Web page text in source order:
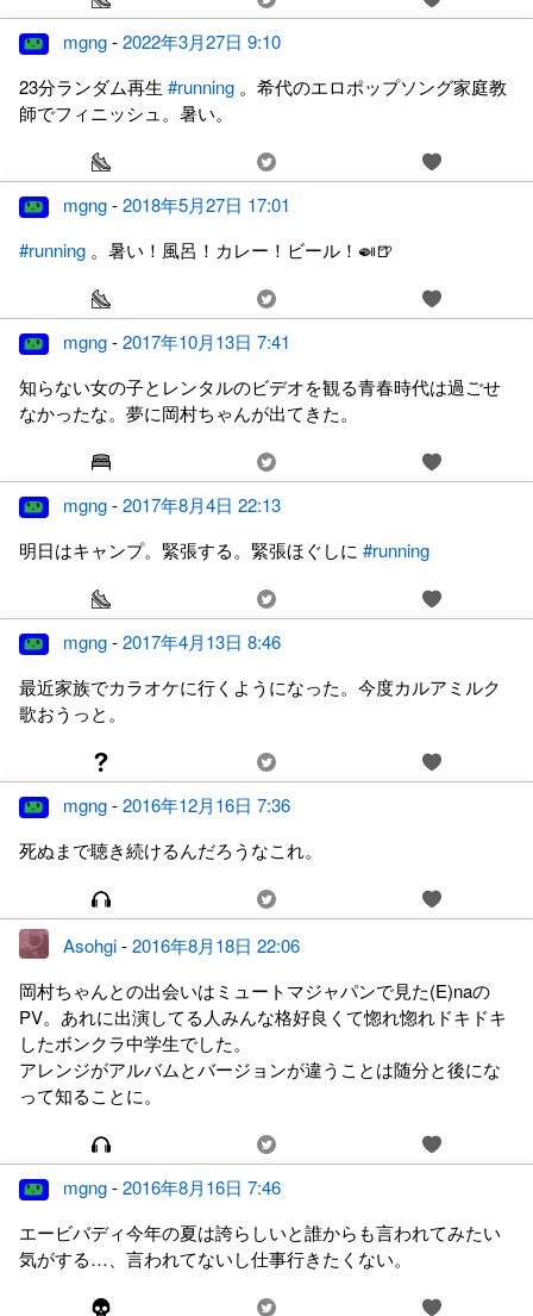
mgng-2022年3月27日 9:10
23分ランダム再生 #running 。希代のエロポップソング家庭教
師でフィニッシュ。暑い。
mgng-2018年5月27日 17:01
#running 。暑い！風呂！カレー！ビール！🍛🍺
mgng-2017年10月13日 7:41
知らない女の子とレンタルのビデオを観る青春時代は過ごせ
なかったな。夢に岡村ちゃんが出てきた。
mgng-2017年8月4日 22:13
明日はキャンプ。緊張する。緊張ほぐしに #running
mgng-2017年4月13日 8:46
最近家族でカラオケに行くようになった。今度カルアミルク
歌おうっと。
mgng-2016年12月16日 7:36
死ぬまで聴き続けるんだろうなこれ。
Asohgi-2016年8月18日 22:06
岡村ちゃんとの出会いはミュートマジャパンで見た(E)naの
PV。あれに出演してる人みんな格好良くて惚れ惚れドキドキ
したボンクラ中学生でした。
アレンジがアルバムとバージョンが違うことは随分と後にな
って知ることに。
mgng-2016年8月16日 7:46
エービバディ今年の夏は誇らしいと誰からも言われてみたい
気がする…、言われてないし仕事行きたくない。